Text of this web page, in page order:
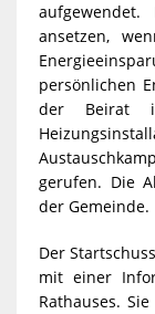
ansetzen,
persönlichen
der Beirat
gerufen. Die
der Gemeinde.
Der
mit einer
Rathauses.